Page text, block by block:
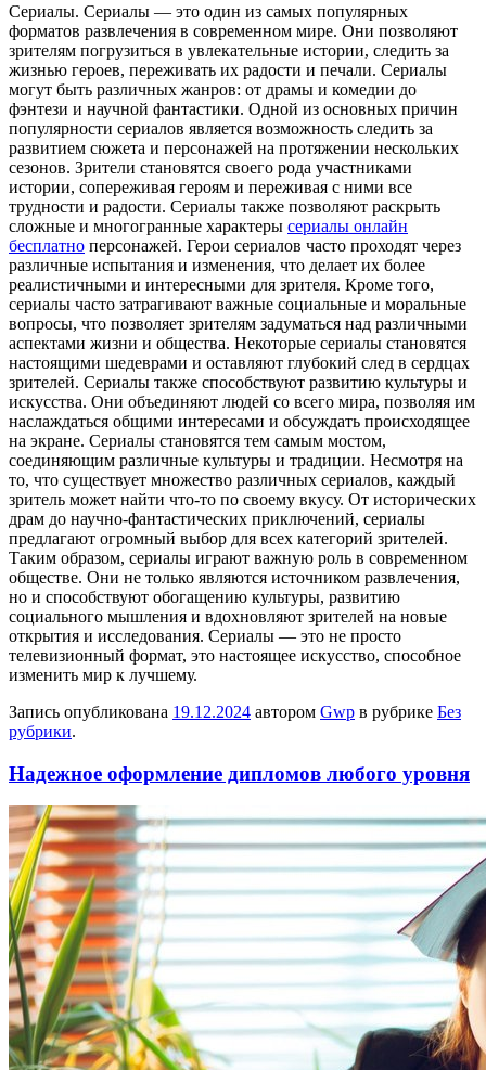
Сeриaлы. Сeриaлы — этo один из самых популярных
форматов развлечения в современном мире. Они позволяют
зрителям погрузиться в увлекательные истории, следить за
жизнью героев, переживать их радости и печали. Сериалы
могут быть различных жанров: от драмы и комедии до
фэнтези и научной фантастики. Одной из основных причин
популярности сериалов является возможность следить за
развитием сюжета и персонажей на протяжении нескольких
сезонов. Зрители становятся своего рода участниками
истории, сопереживая героям и переживая с ними все
трудности и радости. Сериалы также позволяют раскрыть
сложные и многогранные характеры сериалы онлайн
бесплатно персонажей. Герои сериалов часто проходят через
различные испытания и изменения, что делает их более
реалистичными и интересными для зрителя. Кроме того,
сериалы часто затрагивают важные социальные и моральные
вопросы, что позволяет зрителям задуматься над различными
аспектами жизни и общества. Некоторые сериалы становятся
настоящими шедеврами и оставляют глубокий след в сердцах
зрителей. Сериалы также способствуют развитию культуры и
искусства. Они объединяют людей со всего мира, позволяя им
наслаждаться общими интересами и обсуждать происходящее
на экране. Сериалы становятся тем самым мостом,
соединяющим различные культуры и традиции. Несмотря на
то, что существует множество различных сериалов, каждый
зритель может найти что-то по своему вкусу. От исторических
драм до научно-фантастических приключений, сериалы
предлагают огромный выбор для всех категорий зрителей.
Таким образом, сериалы играют важную роль в современном
обществе. Они не только являются источником развлечения,
но и способствуют обогащению культуры, развитию
социального мышления и вдохновляют зрителей на новые
открытия и исследования. Сериалы — это не просто
телевизионный формат, это настоящее искусство, способное
изменить мир к лучшему.
Запись опубликована 19.12.2024 автором Gwp в рубрике Без
рубрики.
Надежное оформление дипломов любого уровня